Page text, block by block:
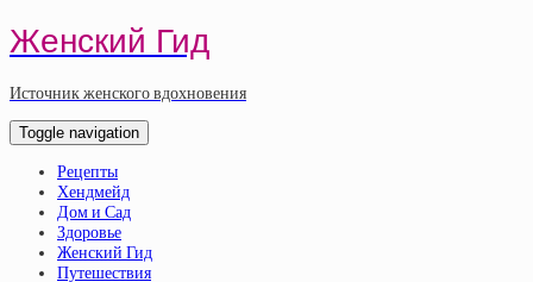
Женский Гид
Источник женского вдохновения
Toggle navigation
Рецепты
Хендмейд
Дом и Сад
Здоровье
Женский Гид
Путешествия